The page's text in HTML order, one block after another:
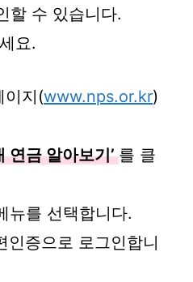
할 수 있습니다.
요.
이지(www.nps.or.kr)
연금 알아보기’ 를 클
뉴를 선택합니다.
인증으로 로그인합니